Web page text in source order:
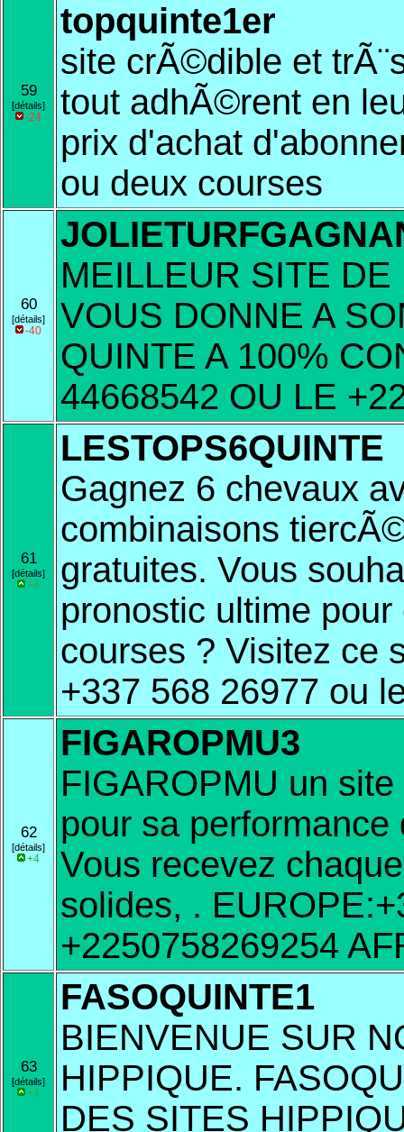
59
[détails]
-24
topquinte1er
site crÃ©dible et
tout adhÃ©rent en
prix d'achat
ou deux courses
60
[détails]
-40
MEILLEUR SITE
VOUS DONNE A
QUINTE A 100%
44668542 OU LE
61
[détails]
+4
LESTOPS6QUINTE
Gagnez 6 chevaux
combinaisons
gratuites. Vous
pronostic ultime
courses ? Visitez ce
+337 568 26977 ou
62
[détails]
+4
FIGAROPMU3
FIGAROPMU un
pour sa
Vous recevez
solides, .
+2250758269254
63
[détails]
+4
FASOQUINTE1
BIENVENUE SUR
HIPPIQUE.
DES SITES